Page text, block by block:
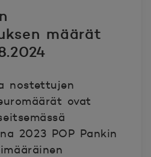
määrät
nostettujen
ovat
2023 POP Pankin